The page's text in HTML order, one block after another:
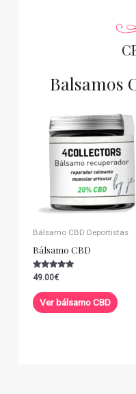
Balsamos
Bálsamo CBD Deportistas
Bálsamo CBD
Valorado con
de 5
49.00€
Ver bálsamo CBD